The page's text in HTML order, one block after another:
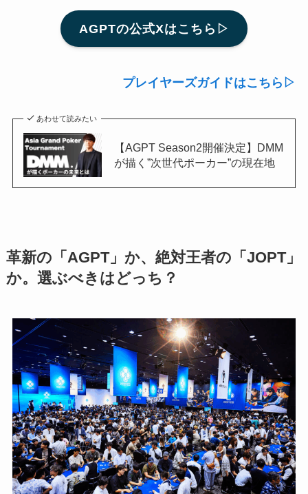
AGPTの公式Xはこちら▷
プレイヤーズガイドはこちら▷
あわせて読みたい
【AGPT Season2開催決定】DMM
が描く”次世代ポーカー”の現在地
革新の「AGPT」か、絶対王者の「JOPT」
か。選ぶべきはどっち？